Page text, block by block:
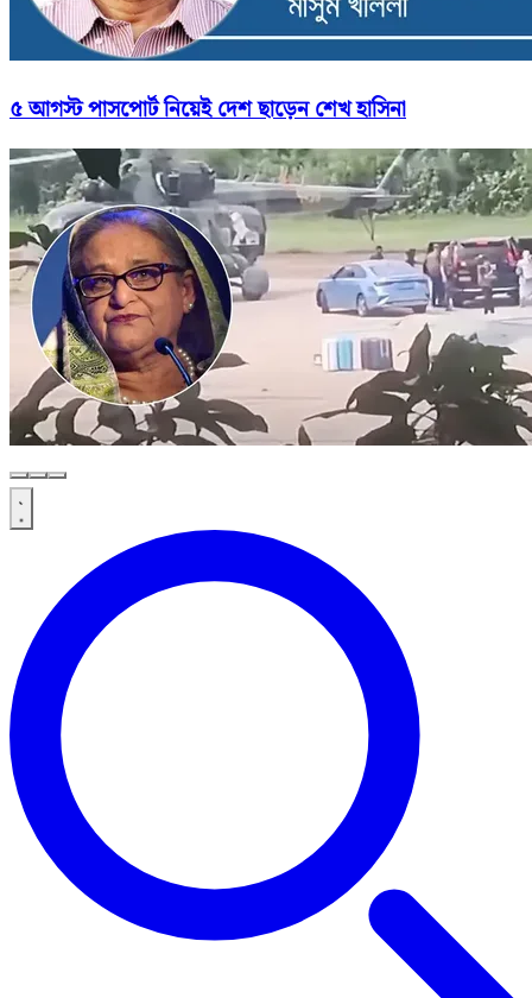
৫ আগস্ট পাসপোর্ট নিয়েই দেশ ছাড়েন শেখ হাসিনা